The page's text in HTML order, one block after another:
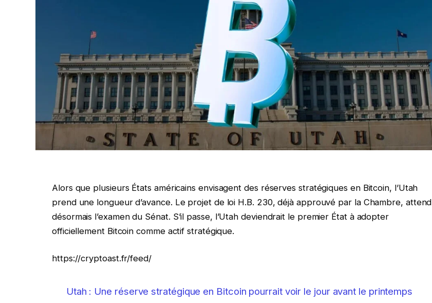
Alors que plusieurs États américains envisagent des réserves stratégiques en Bitcoin, l’Utah
prend une longueur d’avance. Le projet de loi H.B. 230, déjà approuvé par la Chambre, attend
désormais l’examen du Sénat. S’il passe, l’Utah deviendrait le premier État à adopter
officiellement Bitcoin comme actif stratégique.
https://cryptoast.fr/feed/
Utah : Une réserve stratégique en Bitcoin pourrait voir le jour avant le printemps